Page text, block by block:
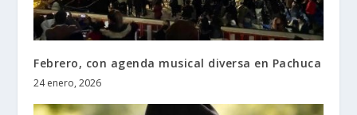
Febrero, con agenda musical diversa en Pachuca
24 enero, 2026